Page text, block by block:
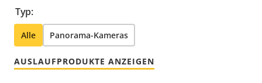
Typ:
Alle Panorama-Kameras
AUSLAUFPRODUKTE ANZEIGEN